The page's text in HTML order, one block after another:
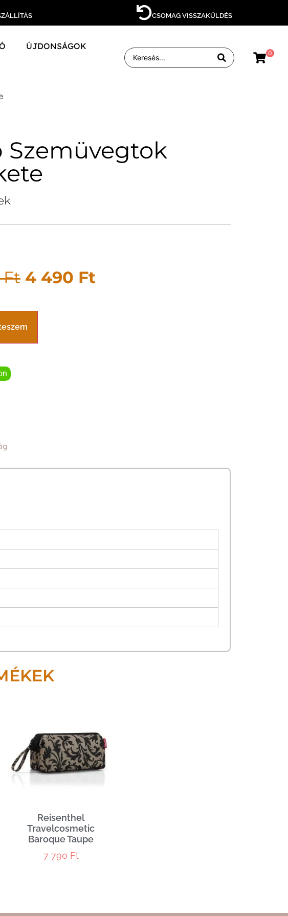
CSOMAG VISSZAKÜLDÉS
ÚJDONSÁGOK
0
Szemüvegtok
Ft 4 490 Ft
Reisenthel
Travelcosmetic
Baroque Taupe
7 790 Ft